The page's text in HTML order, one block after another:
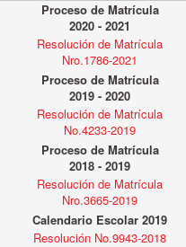
Proceso de Matrícula
2020 - 2021
Resolución de Matrícula
Nro.1786-2021
Proceso de Matrícula
2019 - 2020
Resolución de Matrícula
No.4233-2019
Proceso de Matrícula
2018 - 2019
Resolución de Matrícula
Nro.3665-2019
Calendario Escolar 2019
Resolución No.9943-2018